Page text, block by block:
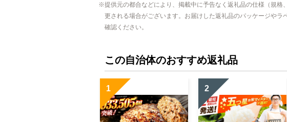
提供元の都合などにより、掲載中に予告なく返礼品の仕様（規格
更される場合がございます。お届けした返礼品のパッケージやラ
確認ください。
この自治体のおすすめ返礼品
1 2